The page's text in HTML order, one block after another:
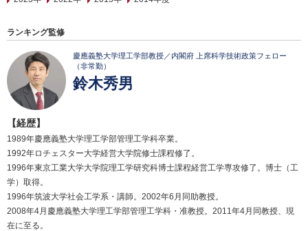
ランキング監修
慶應義塾大学理工学部教授／内閣府 上席科学技術政策フェロー
（非常勤）
鈴木秀男
【経歴】
1989年慶應義塾大学理工学部管理工学科卒業。
1992年ロチェスター大学経営大学院修士課程修了。
1996年東京工業大学大学院理工学研究科博士課程経営工学専攻修了。博士（工
学）取得。
1996年筑波大学社会工学系・講師。2002年6月同助教授。
2008年4月慶應義塾大学理工学部管理工学科・准教授。2011年4月同教授、現
在に至る。